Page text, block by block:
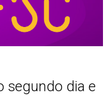
segundo dia e